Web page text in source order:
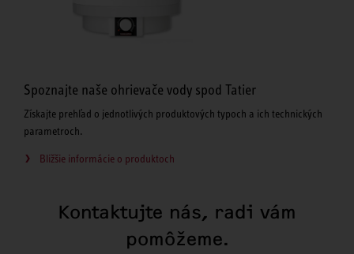
Spoznajte naše ohrievače vody spod Tatier
Získajte prehľad o jednotlivých produktových typoch a ich technických
parametroch.
Bližšie informácie o produktoch
Kontaktujte nás, radi vám
pomôžeme.